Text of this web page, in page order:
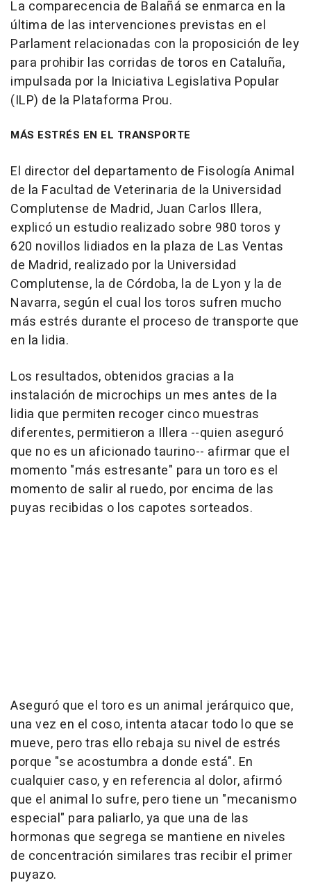
La comparecencia de Balañá se enmarca en la
última de las intervenciones previstas en el
Parlament relacionadas con la proposición de ley
para prohibir las corridas de toros en Cataluña,
impulsada por la Iniciativa Legislativa Popular
(ILP) de la Plataforma Prou.
MÁS ESTRÉS EN EL TRANSPORTE
El director del departamento de Fisología Animal
de la Facultad de Veterinaria de la Universidad
Complutense de Madrid, Juan Carlos Illera,
explicó un estudio realizado sobre 980 toros y
620 novillos lidiados en la plaza de Las Ventas
de Madrid, realizado por la Universidad
Complutense, la de Córdoba, la de Lyon y la de
Navarra, según el cual los toros sufren mucho
más estrés durante el proceso de transporte que
en la lidia.
Los resultados, obtenidos gracias a la
instalación de microchips un mes antes de la
lidia que permiten recoger cinco muestras
diferentes, permitieron a Illera --quien aseguró
que no es un aficionado taurino-- afirmar que el
momento "más estresante" para un toro es el
momento de salir al ruedo, por encima de las
puyas recibidas o los capotes sorteados.
Aseguró que el toro es un animal jerárquico que,
una vez en el coso, intenta atacar todo lo que se
mueve, pero tras ello rebaja su nivel de estrés
porque "se acostumbra a donde está". En
cualquier caso, y en referencia al dolor, afirmó
que el animal lo sufre, pero tiene un "mecanismo
especial" para paliarlo, ya que una de las
hormonas que segrega se mantiene en niveles
de concentración similares tras recibir el primer
puyazo.